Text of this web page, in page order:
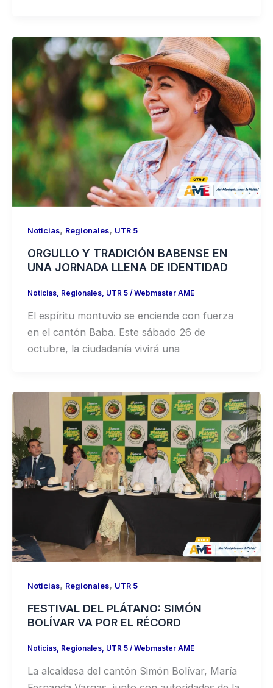
Noticias, Regionales, UTR 5
ORGULLO Y TRADICIÓN BABENSE EN
UNA JORNADA LLENA DE IDENTIDAD
Noticias, Regionales, UTR 5/ Webmaster AME
El espíritu montuvio se enciende con fuerza
en el cantón Baba. Este sábado 26 de
octubre, la ciudadanía vivirá una
Noticias, Regionales, UTR 5
FESTIVAL DEL PLÁTANO: SIMÓN
BOLÍVAR VA POR EL RÉCORD
Noticias, Regionales, UTR 5/ Webmaster AME
La alcaldesa del cantón Simón Bolívar, María